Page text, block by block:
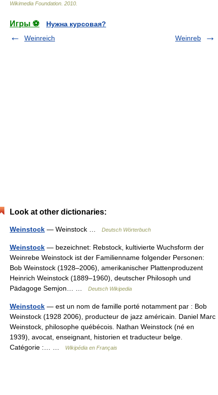
Wikimedia Foundation 2010
Игры ⚽
Нужна курсовая?
Weinreich
Weinreb
Look at other dictionaries:
Weinstock — Weinstock … Deutsch Wörterbuch
Weinstock — bezeichnet: Rebstock, kultivierte Wuchsform der
Weinrebe Weinstock ist der Familienname folgender Personen:
Bob Weinstock (1928–2006), amerikanischer Plattenproduzent
Heinrich Weinstock (1889–1960), deutscher Philosoph und
Pädagoge Semjon… …
Deutsch Wikipedia
Weinstock — est un nom de famille porté notamment par : Bob
Weinstock (1928 2006), producteur de jazz américain. Daniel Marc
Weinstock, philosophe québécois. Nathan Weinstock (né en
1939), avocat, enseignant, historien et traducteur belge.
Catégorie :… …
Wikipédia en Français